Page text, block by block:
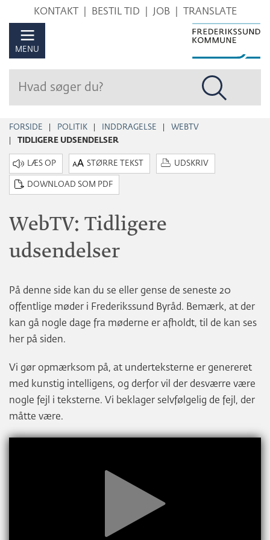
Hop
KONTAKT BESTIL TID JOB TRANSLATE
MENU
FORSIDE POLITIK INDDRAGELSE
WEBTV
TIDLIGERE UDSENDELSER
STØRRE TEKST UDSKRIV
DOWNLOAD SOM PDF
WebTV: Tidligere
udsendelser
På denne side kan du se eller gense de seneste 20
offentlige møder i Frederikssund Byråd. Bemærk, at der
kan gå nogle dage fra møderne er afholdt, til de kan ses
her på siden.
Vi gør opmærksom på, at underteksterne er genereret
med kunstig intelligens, og derfor vil der desværre være
nogle fejl i teksterne. Vi beklager selvfølgelig de fejl, der
måtte være.